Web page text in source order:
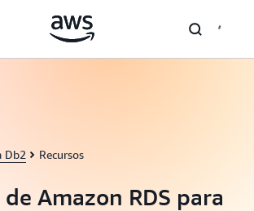
Db2 Recursos
de Amazon RDS para